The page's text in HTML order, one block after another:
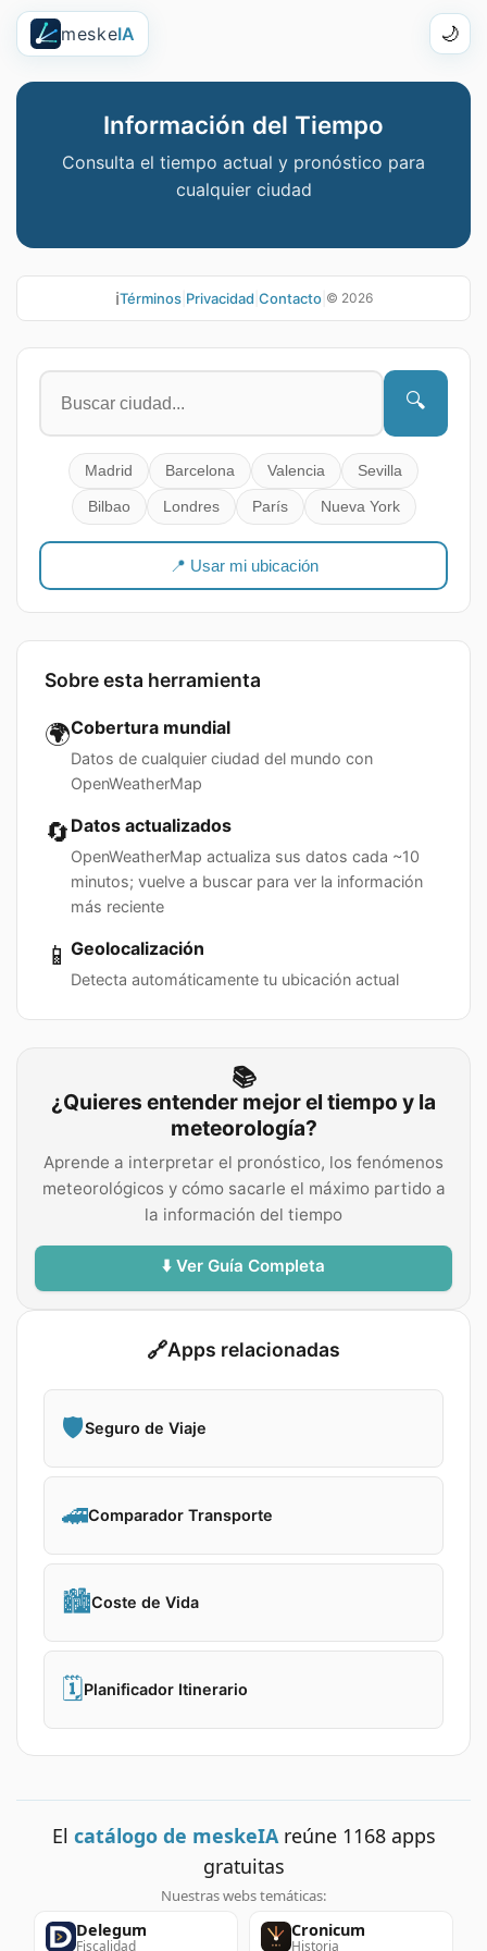
meskeIA 🌙
Información del Tiempo
Consulta el tiempo actual y pronóstico para
cualquier ciudad
ℹ️Términos| Privacidad Contacto| © 2026
🔍
Madrid Barcelona Valencia Sevilla
Bilbao Londres París Nueva York
📍 Usar mi ubicación
Sobre esta herramienta
🌍Cobertura mundial
Datos de cualquier ciudad del mundo con
OpenWeatherMap
🔄 Datos actualizados
OpenWeatherMap actualiza sus datos cada ~10
minutos; vuelve a buscar para ver la información
más reciente
📱 Geolocalización
Detecta automáticamente tu ubicación actual
📚
¿Quieres entender mejor el tiempo y la
meteorología?
Aprende a interpretar el pronóstico, los fenómenos
meteorológicos y cómo sacarle el máximo partido a
la información del tiempo
⬇️ Ver Guía Completa
🔗Apps relacionadas
🛡️Seguro de Viaje
🚄Comparador Transporte
🏙️Coste de Vida
🗓️Planificador Itinerario
El catálogo de meskeIA reúne 1168apps
gratuitas
Nuestras webs temáticas:
Delegum
Fiscalidad
Cronicum
Historia